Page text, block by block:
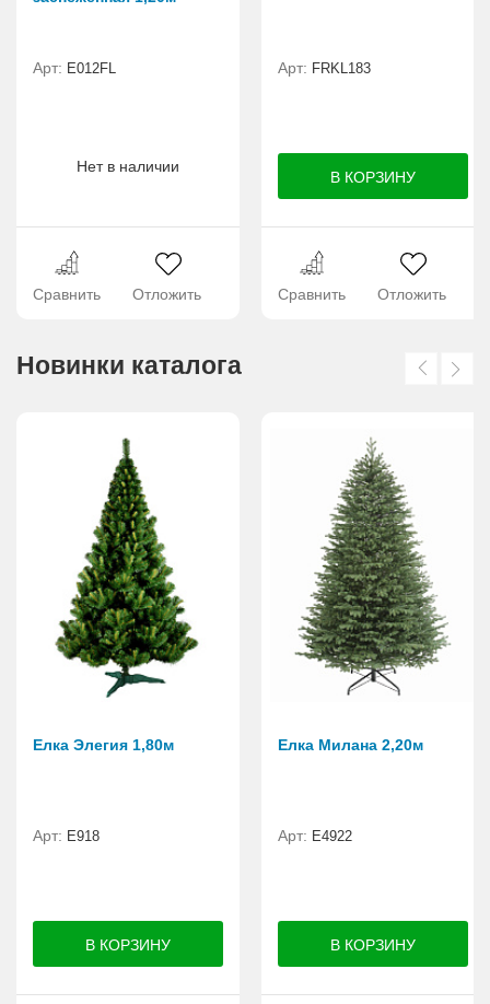
Арт: E012FL
Нет в наличии
Сравнить Отложить
Арт: FRKL183
Сравнить Отложить
Новинки каталога
Елка Элегия 1,80м
Арт: E918
Елка Милана 2,20м
Арт: Е4922